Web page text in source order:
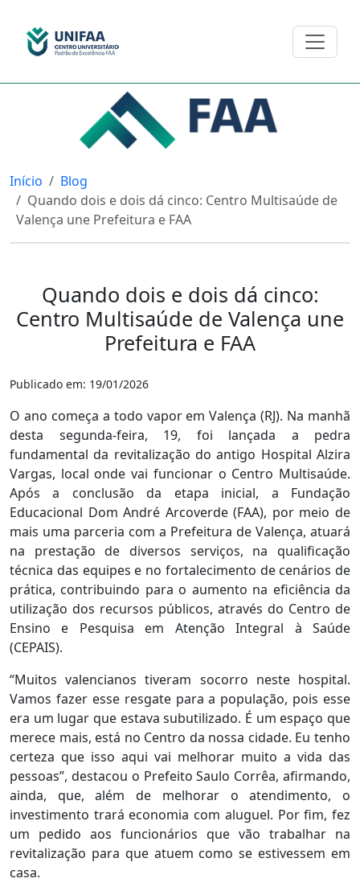
Início
Blog
Quando dois e dois dá cinco: Centro Multisaúde de
Valença une Prefeitura e FAA
Quando dois e dois dá cinco:
Centro Multisaúde de Valença une
Prefeitura e FAA
Publicado em: 19/01/2026
O ano começa a todo vapor em Valença (RJ). Na manhã
desta segunda-feira, 19, foi lançada a pedra
fundamental da revitalização do antigo Hospital Alzira
Vargas, local onde vai funcionar o Centro Multisaúde.
Após a conclusão da etapa inicial, a Fundação
Educacional Dom André Arcoverde (FAA), por meio de
mais uma parceria com a Prefeitura de Valença, atuará
na prestação de diversos serviços, na qualificação
técnica das equipes e no fortalecimento de cenários de
prática, contribuindo para o aumento na eficiência da
utilização dos recursos públicos, através do Centro de
Ensino e Pesquisa em Atenção Integral à Saúde
(CEPAIS).
“Muitos valencianos tiveram socorro neste hospital.
Vamos fazer esse resgate para a população, pois esse
era um lugar que estava subutilizado. É um espaço que
merece mais, está no Centro da nossa cidade. Eu tenho
certeza que isso aqui vai melhorar muito a vida das
pessoas”, destacou o Prefeito Saulo Corrêa, afirmando,
ainda, que, além de melhorar o atendimento, o
investimento trará economia com aluguel. Por fim, fez
um pedido aos funcionários que vão trabalhar na
revitalização para que atuem como se estivessem em
casa.